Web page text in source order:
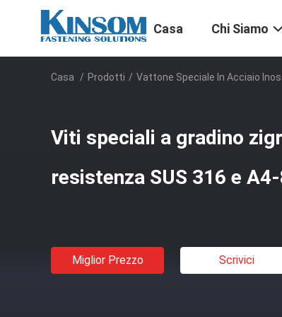
Casa Chi Siamo
Casa / Prodotti / Vattone Speciale In Acciaio
Viti speciali a gradino
resistenza SUS 316 e
Miglior Prezzo Scrivici